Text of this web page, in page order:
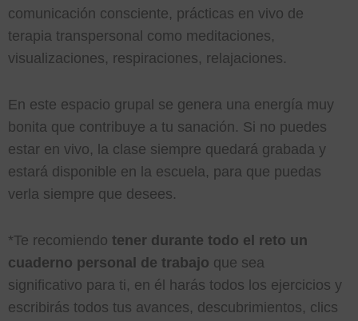
comunicación consciente, prácticas en vivo de
terapia transpersonal como meditaciones,
visualizaciones, respiraciones, relajaciones.
En este espacio grupal se genera una energía muy
bonita que contribuye a tu sanación. Si no puedes
estar en vivo, la clase siempre quedará grabada y
estará disponible en la escuela, para que puedas
verla siempre que desees.
*Te recomiendo tener durante todo el reto un
cuaderno personal de trabajo que sea
significativo para ti, en él harás todos los ejercicios y
escribirás todos tus avances, descubrimientos, clics